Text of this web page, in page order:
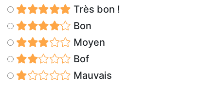
Très bon !
Bon
Moyen
Bof
Mauvais